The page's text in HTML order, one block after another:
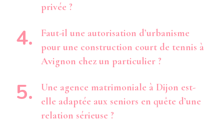
privée ?
Faut-il une autorisation d’urbanisme
pour une construction court de tennis à
Avignon chez un particulier ?
Une agence matrimoniale à Dijon est-
elle adaptée aux seniors en quête d’une
relation sérieuse ?